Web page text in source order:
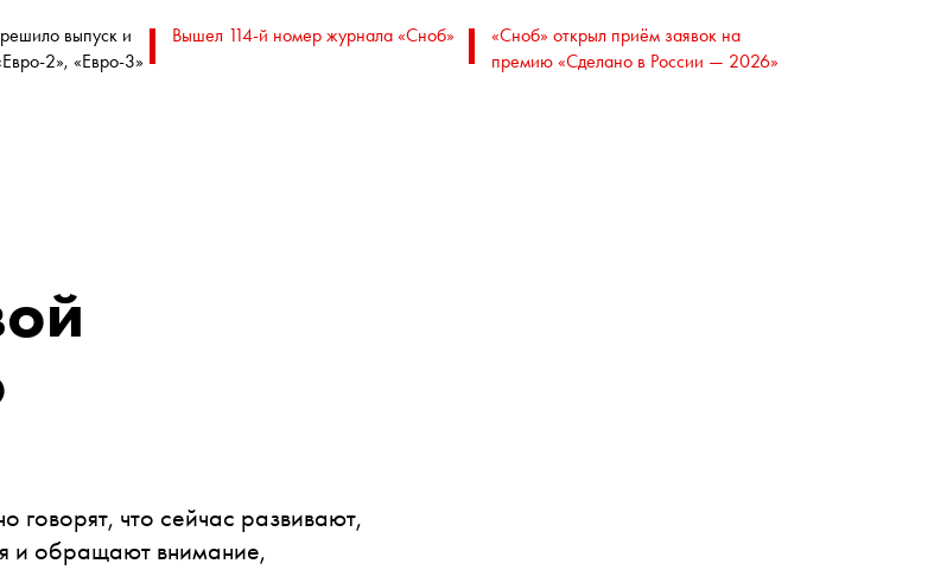
выпуск и
2», «Евро-3»
Вышел 114-й номер журнала «Сноб»
«Сноб» открыл приём заявок на
премию «Сделано в России — 2026»
говорят, что сейчас развивают,
и обращают внимание,